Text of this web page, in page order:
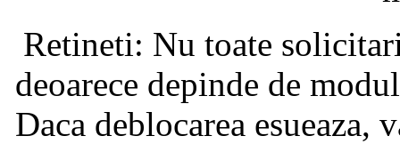
Retineti: Nu toate
deoarece depinde de
Daca deblocarea